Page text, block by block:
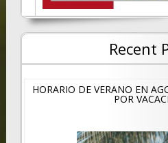
Recent
HORARIO DE VERANO EN
POR